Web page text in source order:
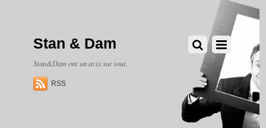
Stan & Dam
Stan&Dam ont un avis sur tout.
RSS